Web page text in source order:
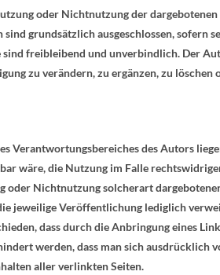
oder Nichtnutzung der
grundsätzlich ausgeschlossen, sofern
freibleibend und unverbindlich. Der
zu verändern, zu ergänzen, zu löschen
Verantwortungsbereiches des Autors
wäre, die Nutzung im Falle
oder Nichtnutzung solcherart
jeweilige Veröffentlichung lediglich
dass durch die Anbringung eines
werden, dass man sich ausdrücklich
aller verlinkten Seiten.